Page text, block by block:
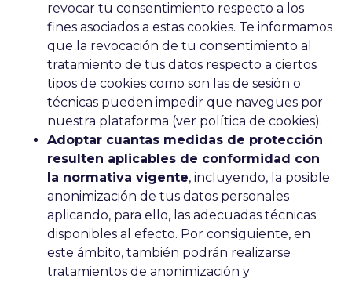
revocar tu consentimiento respecto a los
fines asociados a estas cookies. Te informamos
que la revocación de tu consentimiento al
tratamiento de tus datos respecto a ciertos
tipos de cookies como son las de sesión o
técnicas pueden impedir que navegues por
nuestra plataforma (ver política de cookies).
Adoptar cuantas medidas de protección
resulten aplicables de conformidad con
la normativa vigente, incluyendo, la posible
anonimización de tus datos personales
aplicando, para ello, las adecuadas técnicas
disponibles al efecto. Por consiguiente, en
este ámbito, también podrán realizarse
tratamientos de anonimización y